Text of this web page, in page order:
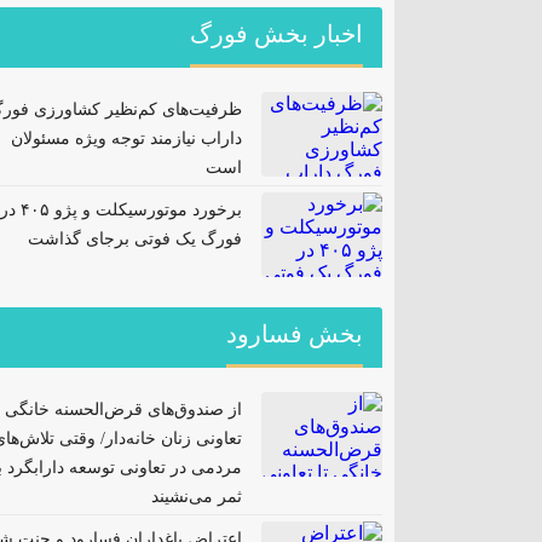
اخبار بخش فورگ
ظرفیت‌های کم‌نظیر کشاورزی
داراب نیازمند توجه ویژه مسئولان
است
برخورد موتورسیکلت و پژو ۴۰۵ در
فورگ یک فوتی برجای گذاشت
بخش فسارود
از صندوق‌های قرض‌الحسنه خانگی
تعاونی زنان خانه‌دار/ وقتی
مردمی در تعاونی توسعه دارابگرد
ثمر می‌نشیند